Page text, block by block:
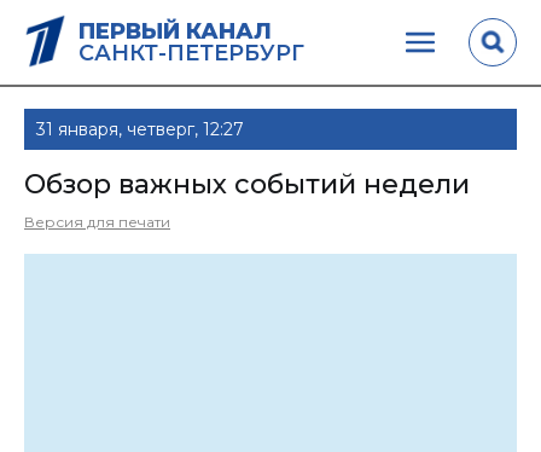
ПЕРВЫЙ КАНАЛ
САНКТ-ПЕТЕРБУРГ
31 января, четверг, 12:27
Обзор важных событий недели
Версия для печати